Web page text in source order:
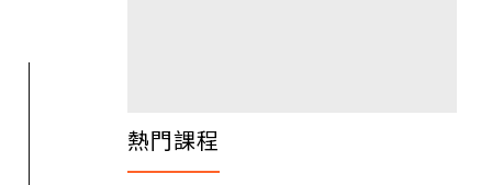
熱門課程